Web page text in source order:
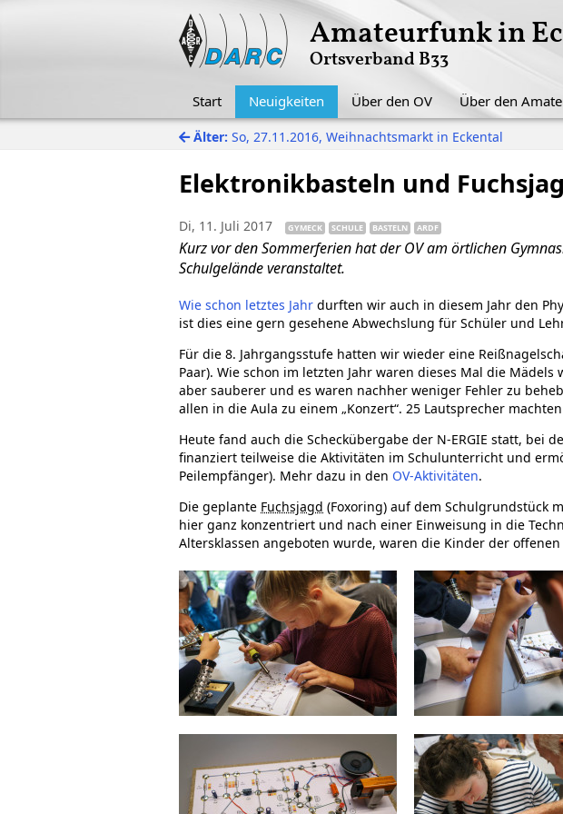
Amateurfunk in
Ortsverband B33
Start Neuigkeiten Über den OV Über den
Älter: So, 27.11.2016, Weihnachtsmarkt in Eckental
Elektronikbasteln und
Di, 11. Juli 2017 GYMECK SCHULE BASTELN ARDF
Kurz vor den Sommerferien hat der OV am örtlichen
Schulgelände veranstaltet.
Wie schon letztes Jahr durften wir auch in diesem Jahr den
ist dies eine gern gesehene Abwechslung für Schüler und
Für die 8. Jahrgangsstufe hatten wir wieder eine
Paar). Wie schon im letzten Jahr waren dieses Mal die
aber sauberer und es waren nachher weniger Fehler zu
allen in die Aula zu einem „Konzert“. 25 Lautsprecher
Heute fand auch die Scheckübergabe der N-ERGIE statt, bei
finanziert teilweise die Aktivitäten im Schulunterricht und
Peilempfänger). Mehr dazu in den OV-Aktivitäten.
Die geplante Fuchsjagd (Foxoring) auf dem Schulgrundstück
hier ganz konzentriert und nach einer Einweisung in die
Altersklassen angeboten wurde, waren die Kinder der